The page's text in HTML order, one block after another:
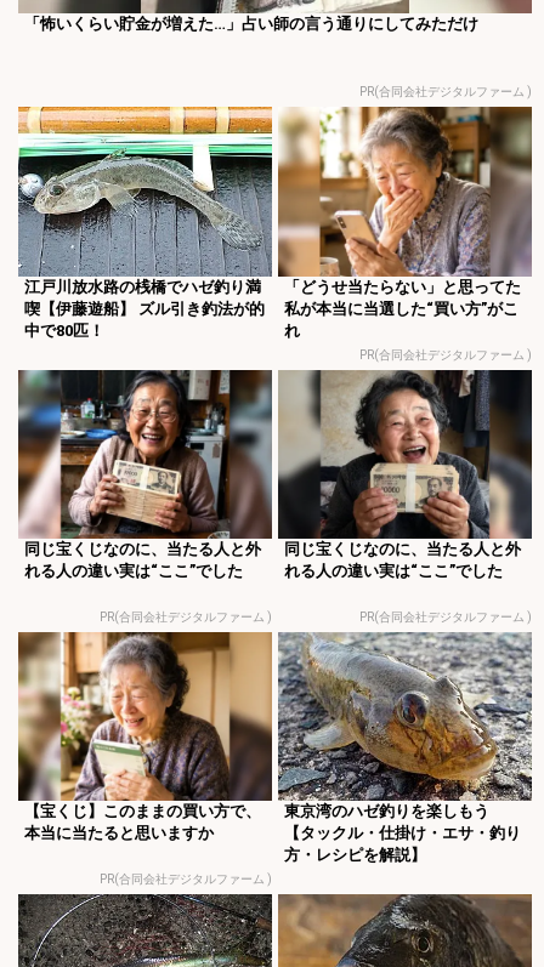
「怖いくらい貯金が増えた…」占い師の言う通りにしてみただけ
PR(合同会社デジタルファーム )
江戸川放水路の桟橋でハゼ釣り満
喫【伊藤遊船】 ズル引き釣法が的
中で80匹！
「どうせ当たらない」と思ってた
私が本当に当選した“買い方”がこ
れ
PR(合同会社デジタルファーム )
同じ宝くじなのに、当たる人と外
れる人の違い実は“ここ”でした
PR(合同会社デジタルファーム )
同じ宝くじなのに、当たる人と外
れる人の違い実は“ここ”でした
PR(合同会社デジタルファーム )
【宝くじ】このままの買い方で、
本当に当たると思いますか
PR(合同会社デジタルファーム )
東京湾のハゼ釣りを楽しもう
【タックル・仕掛け・エサ・釣り
方・レシピを解説】